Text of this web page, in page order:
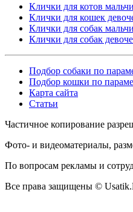
Клички для котов
Клички для кошек
Клички для собак
Клички для собак
Подбор собаки по
Подбор кошки по
Карта сайта
Статьи
Частичное копирование
Фото- и видеоматериалы,
По вопросам рекламы и
Все права защищены ©